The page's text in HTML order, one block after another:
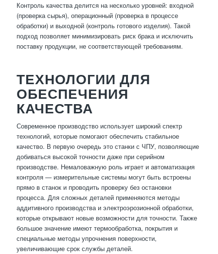
Контроль качества делится на несколько уровней: входной
(проверка сырья), операционный (проверка в процессе
обработки) и выходной (контроль готового изделия). Такой
подход позволяет минимизировать риск брака и исключить
поставку продукции, не соответствующей требованиям.
ТЕХНОЛОГИИ ДЛЯ
ОБЕСПЕЧЕНИЯ
КАЧЕСТВА
Современное производство использует широкий спектр
технологий, которые помогают обеспечить стабильное
качество. В первую очередь это станки с ЧПУ, позволяющие
добиваться высокой точности даже при серийном
производстве. Немаловажную роль играет и автоматизация
контроля — измерительные системы могут быть встроены
прямо в станок и проводить проверку без остановки
процесса. Для сложных деталей применяются методы
аддитивного производства и электроэрозионной обработки,
которые открывают новые возможности для точности. Также
большое значение имеют термообработка, покрытия и
специальные методы упрочнения поверхности,
увеличивающие срок службы деталей.